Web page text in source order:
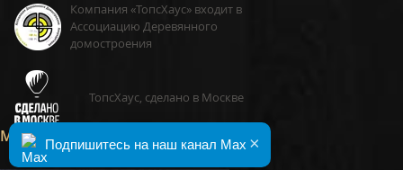
Компания «ТопсХаус» входит в
Ассоциацию Деревянного
домостроения
ТопсХаус, сделано в Москве
Малоэтажная Страна ×
Подпишитесь на наш канал Max